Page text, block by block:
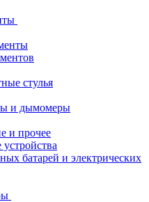
стулья
и дымомеры
и прочее
батарей и электрических